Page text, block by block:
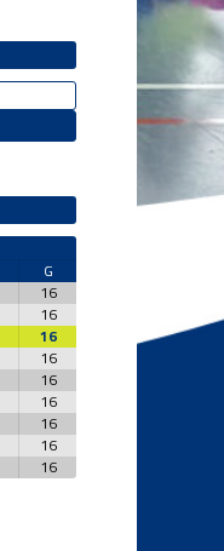
G
16
16
16
16
16
16
16
16
16